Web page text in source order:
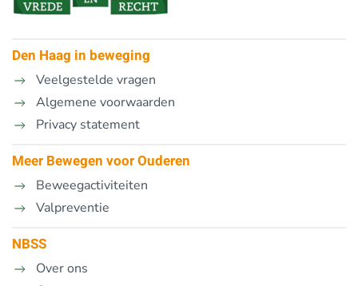
Den Haag in beweging
Veelgestelde vragen
Algemene voorwaarden
Privacy statement
Meer Bewegen voor Ouderen
Beweegactiviteiten
Valpreventie
NBSS
Over ons